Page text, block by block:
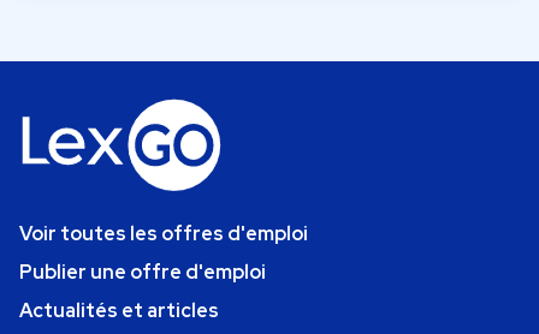
Voir toutes les offres d'emploi
Publier une offre d'emploi
Actualités et articles